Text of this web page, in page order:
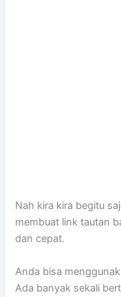
Nah kira kira begitu
membuat link tautan
dan cepat.
Anda bisa
Ada banyak sekali